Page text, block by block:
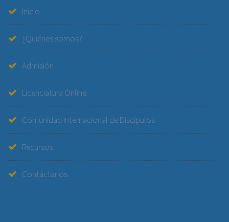
Inicio
¿Quiénes somos?
Admisión
Licenciatura Online
Comunidad Internacional de Discípulos
Recursos
Contáctanos